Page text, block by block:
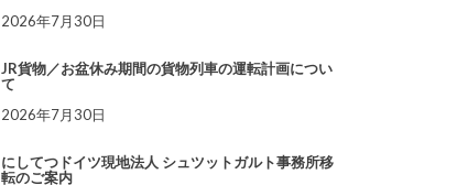
2026年7月30日
JR貨物／お盆休み期間の貨物列車の運転計画につい
て
2026年7月30日
にしてつドイツ現地法人 シュツットガルト事務所移
転のご案内